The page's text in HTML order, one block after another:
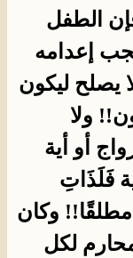
الطفل
يجب إعدامه
يصلح ليكون
ولا
أو أية
فَلَذَاتِ
مطلقًا!! وكان
لكل